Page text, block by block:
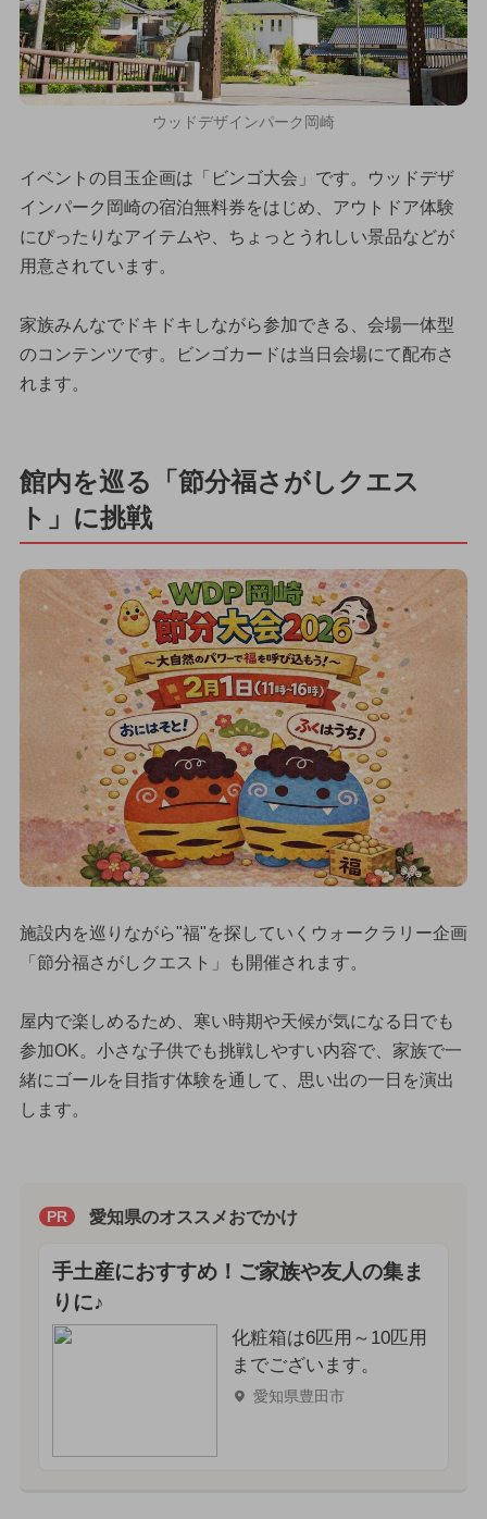
ウッドデザインパーク岡崎
イベントの目玉企画は「ビンゴ大会」です。ウッドデザ
インパーク岡崎の宿泊無料券をはじめ、アウトドア体験
にぴったりなアイテムや、ちょっとうれしい景品などが
用意されています。
家族みんなでドキドキしながら参加できる、会場一体型
のコンテンツです。ビンゴカードは当日会場にて配布さ
れます。
館内を巡る「節分福さがしクエス
ト」に挑戦
施設内を巡りながら"福"を探していくウォークラリー企画
「節分福さがしクエスト」も開催されます。
屋内で楽しめるため、寒い時期や天候が気になる日でも
参加OK。小さな子供でも挑戦しやすい内容で、家族で一
緒にゴールを目指す体験を通して、思い出の一日を演出
します。
PR 愛知県のオススメおでかけ
手土産におすすめ！ご家族や友人の集ま
りに♪
化粧箱は6匹用～10匹用
までございます。
愛知県豊田市